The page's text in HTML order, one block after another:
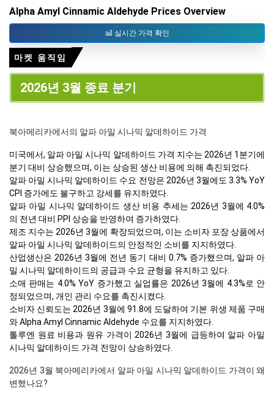
Alpha Amyl Cinnamic Aldehyde Prices Overview
실시간 가격 확인
마켓 움직임
2026년 3월 종료 분기
북아메리카에서의 알파 아밀 시나믹 알데하이드 가격
미국에서, 알파 아밀 시나믹 알데하이드 가격 지수는 2026년 1분기에
분기 대비 상승했으며, 이는 상승된 생산 비용에 의해 촉진되었다.
알파 아밀 시나믹 알데하이드 수요 전망은 2026년 3월에도 3.3% YoY
CPI 증가에도 불구하고 강세를 유지하였다.
알파 아밀 시나믹 알데하이드 생산 비용 추세는 2026년 3월에 4.0%
의 전년 대비 PPI 상승을 반영하여 증가하였다.
제조 지수는 2026년 3월에 확장되었으며, 이는 소비자 포장 상품에서
알파 아밀 시나믹 알데하이드의 안정적인 소비를 지지하였다.
산업생산은 2026년 3월에 전년 동기 대비 0.7% 증가했으며, 알파 아
밀 시나믹 알데하이드의 공급과 수요 균형을 유지하고 있다.
소매 판매는 4.0% YoY 증가했고 실업률은 2026년 3월에 4.3%로 안
정되었으며, 개인 관리 수요를 촉진시켰다.
소비자 신뢰도는 2026년 3월에 91.8에 도달하여 기본 위생 제품 구매
와 Alpha Amyl Cinnamic Aldehyde 수요를 지지하였다.
톨루엔 원료 비용과 원유 가격이 2026년 3월에 급등하여 알파 아밀
시나믹 알데하이드 가격 전망이 상승하였다.
2026년 3월 북아메리카에서 알파 아밀 시나믹 알데하이드 가격이 왜
변했나요?